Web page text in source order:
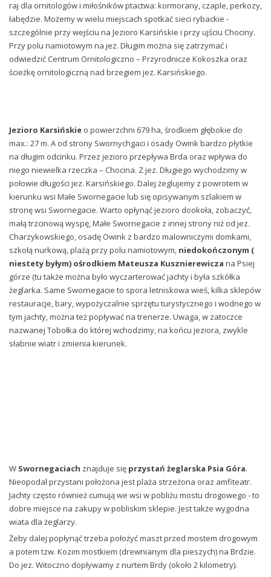
raj dla ornitologów i miłośników ptactwa: kormorany, czaple, perkozy,
łabędzie. Możemy w wielu miejscach spotkać sieci rybackie -
szczególnie przy wejściu na Jezioro Karsińskie i przy ujściu Chociny.
Przy polu namiotowym na jez. Długim można się zatrzymać i
odwiedzić Centrum Ornitologiczno – Przyrodnicze Kokoszka oraz
ścieżkę ornitologiczną nad brzegiem jez. Karsińskiego.
Jezioro Karsińskie o powierzchni 679 ha, środkiem głębokie do
max.: 27 m. A od strony Swornychgaci i osady Owink bardzo płytkie
na długim odcinku. Przez jezioro przepływa Brda oraz wpływa do
niego niewielka rzeczka – Chocina. Z jez. Długiego wychodzimy w
połowie długości jez. Karsińskiego. Dalej żeglujemy z powrotem w
kierunku wsi Małe Swornegacie lub się opisywanym szlakiem w
stronę wsi Swornegacie. Warto opłynąć jezioro dookoła, zobaczyć,
małą trzcinową wyspę, Małe Swornegacie z innej strony niż od jez.
Charzykowskiego, osadę Owink z bardzo malowniczymi domkami,
szkołą nurkową, plażą przy polu namiotowym, niedokończonym (
niestety byłym) ośrodkiem Mateusza Kusznierewicza na Psiej
górze (tu także można było wyczarterować jachty i była szkółka
żeglarka. Same Swornegacie to spora letniskowa wieś, kilka sklepów
restauracje, bary, wypożyczalnie sprzętu turystycznego i wodnego w
tym jachty, można też popływać na trenerze. Uwaga, w zatoczce
nazwanej Tobołka do której wchodzimy, na końcu jeziora, zwykle
słabnie wiatr i zmienia kierunek.
W Swornegaciach znajduje się przystań żeglarska Psia Góra.
Nieopodal przystani położona jest plaża strzeżona oraz amfiteatr.
Jachty często również cumują we wsi w pobliżu mostu drogowego - to
dobre miejsce na zakupy w pobliskim sklepie. Jest także wygodna
wiata dla żeglarzy.
Żeby dalej popłynąć trzeba położyć maszt przed mostem drogowym
a potem tzw. Kozim mostkiem (drewnianym dla pieszych) na Brdzie.
Do jez. Witoczno dopływamy z nurtem Brdy (około 2 kilometry).